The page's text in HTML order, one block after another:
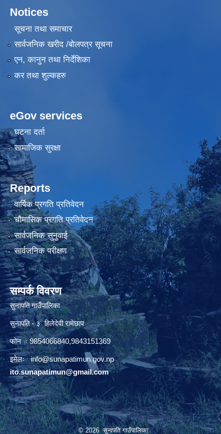
Notices
सूचना तथा समाचार
सार्वजनिक खरीद /बोलपत्र सूचना
एन, कानुन तथा निर्देशिका
कर तथा शुल्कहरु
eGov services
घटना दर्ता
सामाजिक सुरक्षा
Reports
वार्षिक प्रगति प्रतिवेदन
चौमासिक प्रगति प्रतिवेदन
सार्वजनिक सुनुवाई
सार्वजनिक परीक्षण
सम्पर्क विवरण
सुनापति गाउँपालिका
सुनापति - ३ हिलेदेवी रामेछाप
फोन ः 9854066840,9843151369
इमेलः info@sunapatimun.gov.np
ito.sunapatimun@gmail.com
© 2026 सुनापति गाउँपालिका